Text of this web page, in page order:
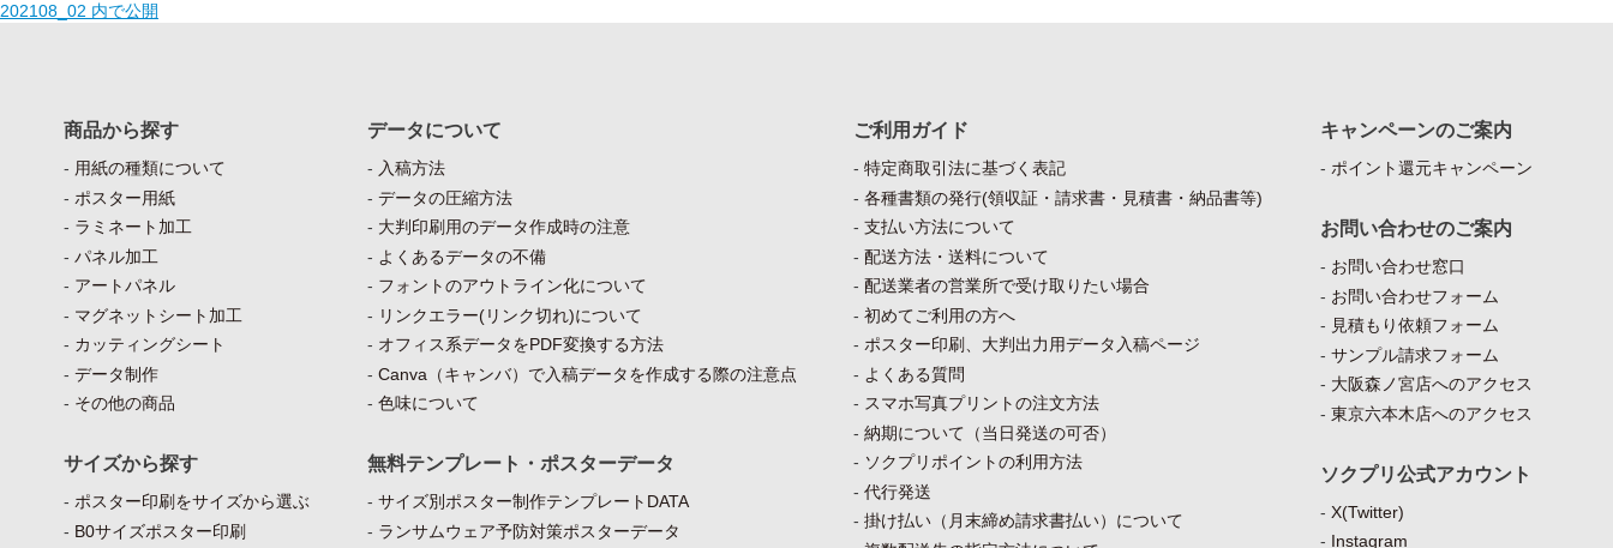
202108_02 内で公開
商品から探す
用紙の種類について
ポスター用紙
ラミネート加工
パネル加工
アートパネル
マグネットシート加工
カッティングシート
データ制作
その他の商品
サイズから探す
ポスター印刷をサイズから選ぶ
B0サイズポスター印刷
データについて
入稿方法
データの圧縮方法
大判印刷用のデータ作成時の注意
よくあるデータの不備
フォントのアウトライン化について
リンクエラー(リンク切れ)について
オフィス系データをPDF変換する方法
Canva（キャンバ）で入稿データを作成する際の注意点
色味について
無料テンプレート・ポスターデータ
サイズ別ポスター制作テンプレートDATA
ランサムウェア予防対策ポスターデータ
ご利用ガイド
特定商取引法に基づく表記
各種書類の発行(領収証・請求書・見積書・納品書等)
支払い方法について
配送方法・送料について
配送業者の営業所で受け取りたい場合
初めてご利用の方へ
ポスター印刷、大判出力用データ入稿ページ
よくある質問
スマホ写真プリントの注文方法
納期について（当日発送の可否）
ソクプリポイントの利用方法
代行発送
掛け払い（月末締め請求書払い）について
キャンペーンのご案内
ポイント還元キャンペーン
お問い合わせのご案内
お問い合わせ窓口
お問い合わせフォーム
見積もり依頼フォーム
サンプル請求フォーム
大阪森ノ宮店へのアクセス
東京六本木店へのアクセス
ソクプリ公式アカウント
X(Twitter)
Instagram